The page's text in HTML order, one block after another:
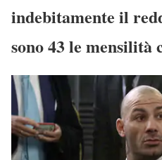
indebitamente il
sono 43 le mensilità